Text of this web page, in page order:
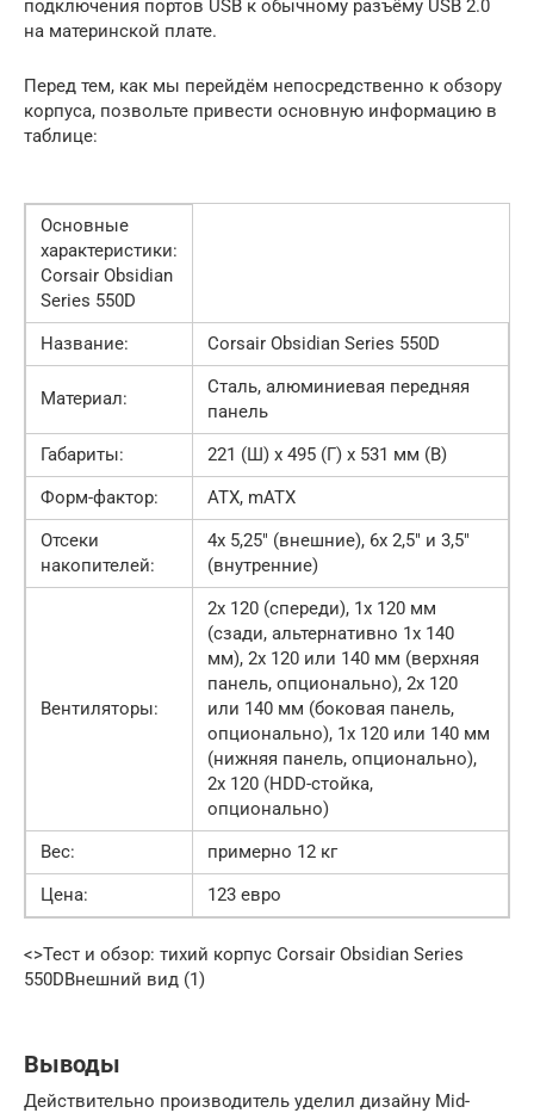
подключения портов USB к обычному разъёму USB 2.0
на материнской плате.
Перед тем, как мы перейдём непосредственно к обзору
корпуса, позвольте привести основную информацию в
таблице:
Основные
характеристики:
Corsair Obsidian
Series 550D
Название:
Corsair Obsidian Series 550D
Материал:
Сталь, алюминиевая передняя
панель
Габариты:
221 (Ш) x 495 (Г) x 531 мм (В)
Форм-фактор:
ATX, mATX
Отсеки
накопителей:
4x 5,25″ (внешние), 6x 2,5″ и 3,5″
(внутренние)
Вентиляторы:
2x 120 (спереди), 1x 120 мм
(сзади, альтернативно 1x 140
мм), 2x 120 или 140 мм (верхняя
панель, опционально), 2x 120
или 140 мм (боковая панель,
опционально), 1x 120 или 140 мм
(нижняя панель, опционально),
2x 120 (HDD-стойка,
опционально)
Вес:
примерно 12 кг
Цена:
123 евро
<>Тест и обзор: тихий корпус Corsair Obsidian Series
550DВнешний вид (1)
Выводы
Действительно производитель уделил дизайну Mid-